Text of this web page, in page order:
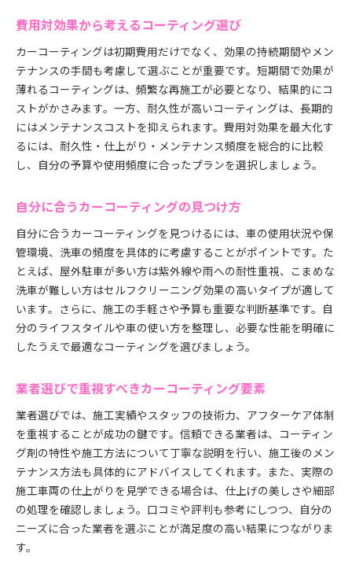
費用対効果から考えるコーティング選び
カーコーティングは初期費用だけでなく、効果の持続期間やメン
テナンスの手間も考慮して選ぶことが重要です。短期間で効果が
薄れるコーティングは、頻繁な再施工が必要となり、結果的にコ
ストがかさみます。一方、耐久性が高いコーティングは、長期的
にはメンテナンスコストを抑えられます。費用対効果を最大化す
るには、耐久性・仕上がり・メンテナンス頻度を総合的に比較
し、自分の予算や使用頻度に合ったプランを選択しましょう。
自分に合うカーコーティングの見つけ方
自分に合うカーコーティングを見つけるには、車の使用状況や保
管環境、洗車の頻度を具体的に考慮することがポイントです。た
とえば、屋外駐車が多い方は紫外線や雨への耐性重視、こまめな
洗車が難しい方はセルフクリーニング効果の高いタイプが適して
います。さらに、施工の手軽さや予算も重要な判断基準です。自
分のライフスタイルや車の使い方を整理し、必要な性能を明確に
したうえで最適なコーティングを選びましょう。
業者選びで重視すべきカーコーティング要素
業者選びでは、施工実績やスタッフの技術力、アフターケア体制
を重視することが成功の鍵です。信頼できる業者は、コーティン
グ剤の特性や施工方法について丁寧な説明を行い、施工後のメン
テナンス方法も具体的にアドバイスしてくれます。また、実際の
施工車両の仕上がりを見学できる場合は、仕上げの美しさや細部
の処理を確認しましょう。口コミや評判も参考にしつつ、自分の
ニーズに合った業者を選ぶことが満足度の高い結果につながりま
す。